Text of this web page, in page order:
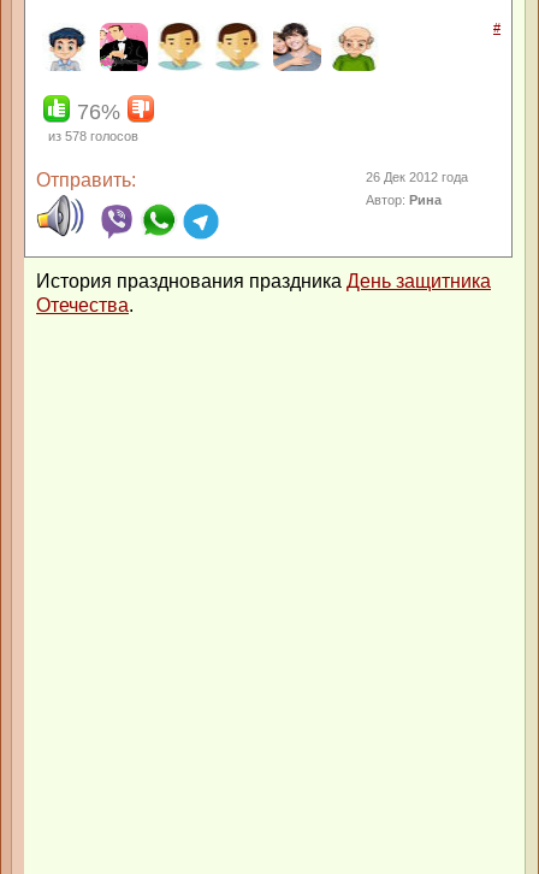
#
76%
из 578 голосов
Отправить:
26 Дек 2012 года
Автор:Рина
История празднования праздника День защитника
Отечества.